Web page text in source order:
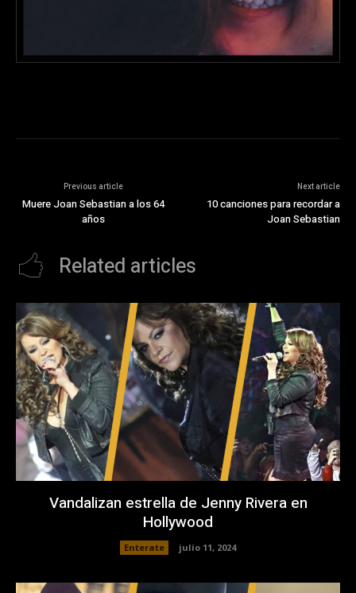
Previous article
Muere Joan Sebastian a los 64
años
Next article
10 canciones para recordar a
Joan Sebastian
Related articles
Vandalizan estrella de Jenny Rivera en
Hollywood
Enterate julio 11, 2024